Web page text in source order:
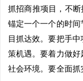
抓招商推项目，不断
锚定一个一个的时
目抓达效。要把手
策机遇。要着力做
社会环境。要全面抓